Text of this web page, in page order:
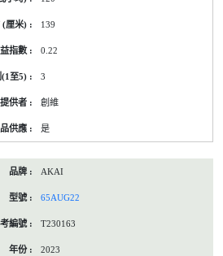
139
0.22
3
創維
是
AKAI
65AUG22
T230163
2023